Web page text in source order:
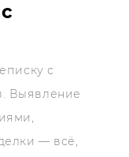
с
Выявление
— всё,